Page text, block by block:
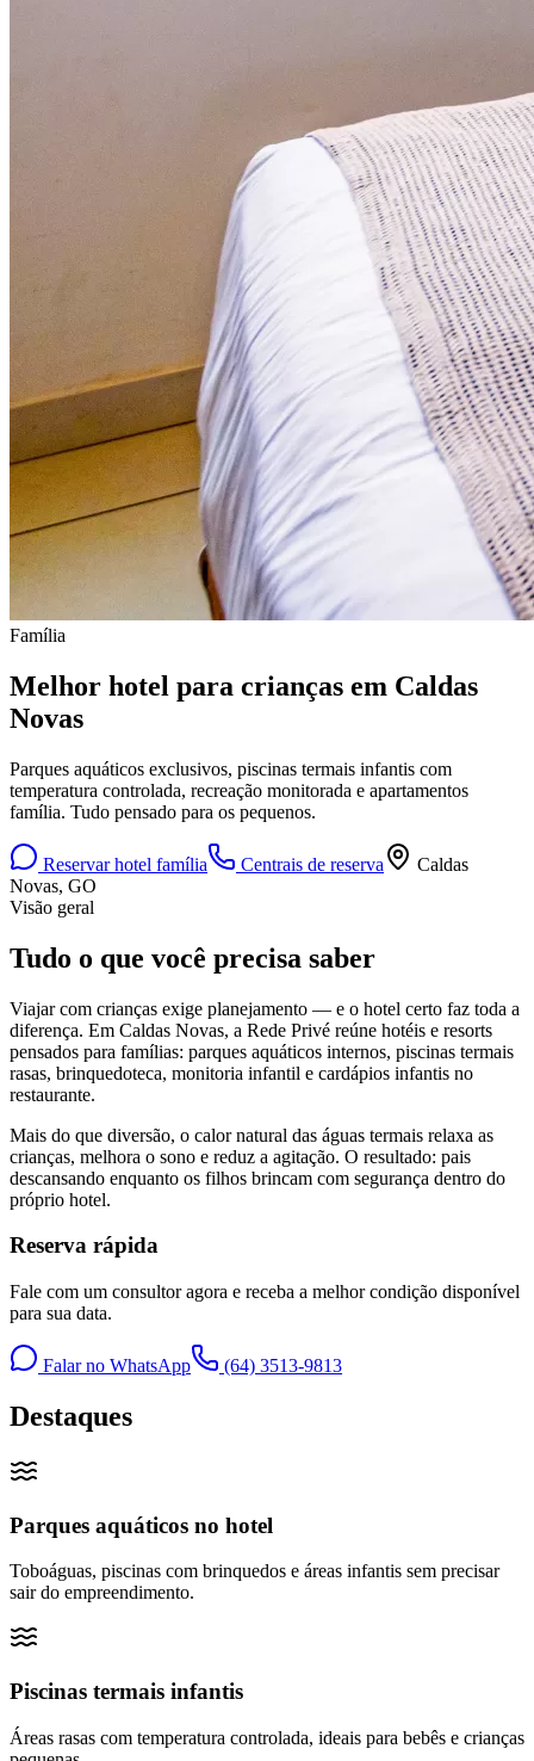
Família
Melhor hotel para crianças em Caldas
Novas
Parques aquáticos exclusivos, piscinas termais infantis com
temperatura controlada, recreação monitorada e apartamentos
família. Tudo pensado para os pequenos.
Reservar hotel família Centrais de reserva
Caldas
Novas, GO
Visão geral
Tudo o que você precisa saber
Viajar com crianças exige planejamento — e o hotel certo faz toda a
diferença. Em Caldas Novas, a Rede Privé reúne hotéis e resorts
pensados para famílias: parques aquáticos internos, piscinas termais
rasas, brinquedoteca, monitoria infantil e cardápios infantis no
restaurante.
Mais do que diversão, o calor natural das águas termais relaxa as
crianças, melhora o sono e reduz a agitação. O resultado: pais
descansando enquanto os filhos brincam com segurança dentro do
próprio hotel.
Reserva rápida
Fale com um consultor agora e receba a melhor condição disponível
para sua data.
Falar no WhatsApp (64) 3513-9813
Destaques
Parques aquáticos no hotel
Toboáguas, piscinas com brinquedos e áreas infantis sem precisar
sair do empreendimento.
Piscinas termais infantis
Áreas rasas com temperatura controlada, ideais para bebês e crianças